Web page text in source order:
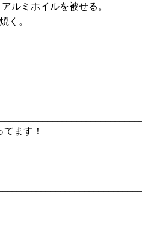
ルミホイルを被せる。
く。
ます！